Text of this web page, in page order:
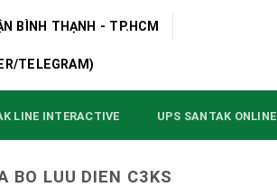
BÌNH THẠNH - TP.HCM
TELEGRAM)
LINE INTERACTIVE UPS SANTAK ONLINE
BO LUU DIEN C3KS